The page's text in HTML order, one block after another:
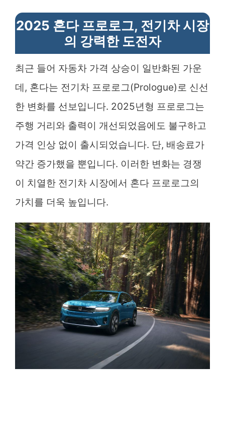
2025 혼다 프로로그, 전기차 시장
의 강력한 도전자
최근 들어 자동차 가격 상승이 일반화된 가운
데, 혼다는 전기차 프로로그(Prologue)로 신선
한 변화를 선보입니다. 2025년형 프로로그는
주행 거리와 출력이 개선되었음에도 불구하고
가격 인상 없이 출시되었습니다. 단, 배송료가
약간 증가했을 뿐입니다. 이러한 변화는 경쟁
이 치열한 전기차 시장에서 혼다 프로로그의
가치를 더욱 높입니다.